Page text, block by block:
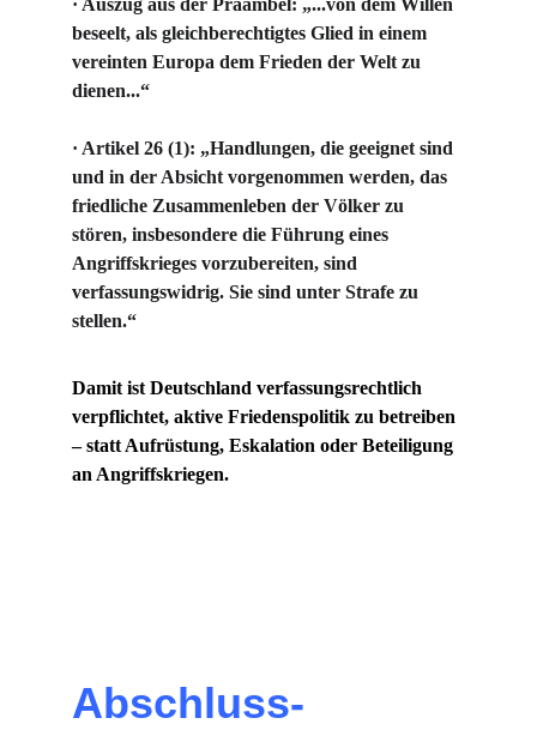
· Auszug aus der Präambel: „...von dem Willen
beseelt, als gleichberechtigtes Glied in einem
vereinten Europa dem Frieden der Welt zu
dienen...“
· Artikel 26 (1): „Handlungen, die geeignet sind
und in der Absicht vorgenommen werden, das
friedliche Zusammenleben der Völker zu
stören, insbesondere die Führung eines
Angriffskrieges vorzubereiten, sind
verfassungswidrig. Sie sind unter Strafe zu
stellen.“
Damit ist Deutschland verfassungsrechtlich
verpflichtet, aktive Friedenspolitik zu betreiben
– statt Aufrüstung, Eskalation oder Beteiligung
an Angriffskriegen.
Abschluss-